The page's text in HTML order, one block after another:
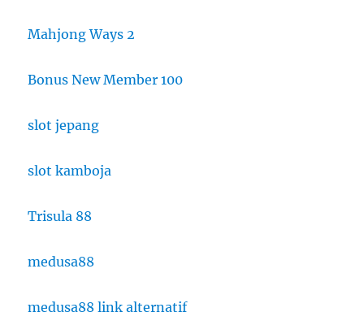
Mahjong Ways 2
Bonus New Member 100
slot jepang
slot kamboja
Trisula 88
medusa88
medusa88 link alternatif